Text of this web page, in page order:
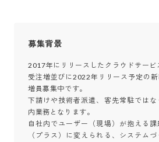
募集背景
2017年にリリースしたクラウドサービ
受注増並びに2022年リリース予定の
増員募集中です。
下請けや技術者派遣、客先常駐では
内業務となります。
自社内でユーザー（現場）が抱える
（プラス）に変えられる、システム